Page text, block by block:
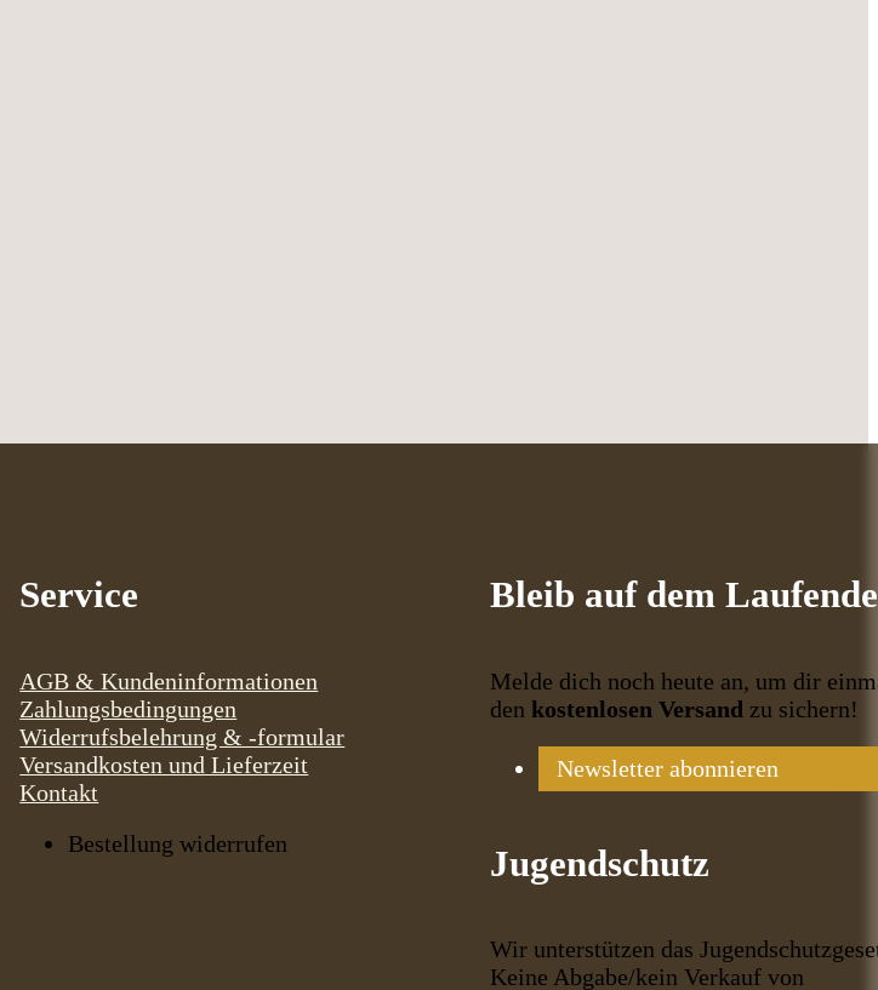
Service
AGB & Kundeninformationen
Zahlungsbedingungen
Widerrufsbelehrung & -formular
Versandkosten und Lieferzeit
Kontakt
Bestellung widerrufen
Bleib auf dem
Melde dich noch heute an, um dir
denkostenlosen Versand zu sichern!
Newsletter abonnieren
Jugendschutz
Wir unterstützen das
Keine Abgabe/kein Verkauf von